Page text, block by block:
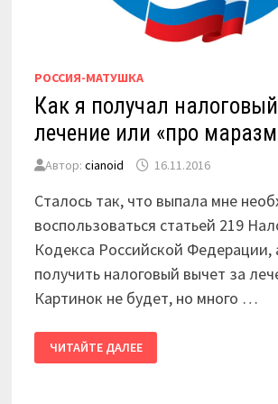
РОССИЯ-МАТУШКА
Как я получал
лечение или «про
Автор: cianoid 16.11.2016
Сталось так, что выпала мне
воспользоваться статьей 219
Кодекса Российской Федерации,
получить налоговый вычет за
Картинок не будет, но много …
КАК
Я
ПОЛУЧАЛ
ЧИТАЙТЕ ДАЛЕЕ